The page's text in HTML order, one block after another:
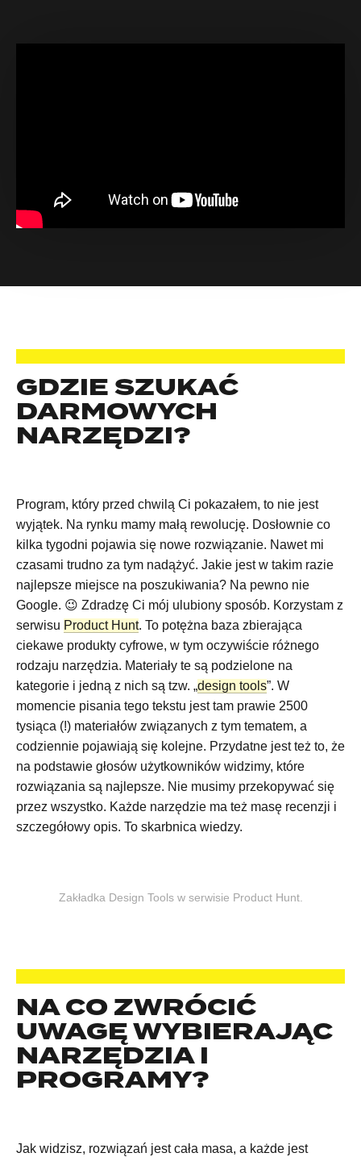
GDZIE SZUKAĆ
DARMOWYCH
NARZĘDZI?
Program, który przed chwilą Ci pokazałem, to nie jest
wyjątek. Na rynku mamy małą rewolucję. Dosłownie co
kilka tygodni pojawia się nowe rozwiązanie. Nawet mi
czasami trudno za tym nadążyć. Jakie jest w takim razie
najlepsze miejsce na poszukiwania? Na pewno nie
Google. 😉 Zdradzę Ci mój ulubiony sposób. Korzystam z
serwisu Product Hunt. To potężna baza zbierająca
ciekawe produkty cyfrowe, w tym oczywiście różnego
rodzaju narzędzia. Materiały te są podzielone na
kategorie i jedną z nich są tzw. „design tools”. W
momencie pisania tego tekstu jest tam prawie 2500
tysiąca (!) materiałów związanych z tym tematem, a
codziennie pojawiają się kolejne. Przydatne jest też to, że
na podstawie głosów użytkowników widzimy, które
rozwiązania są najlepsze. Nie musimy przekopywać się
przez wszystko. Każde narzędzie ma też masę recenzji i
szczegółowy opis. To skarbnica wiedzy.
Zakładka Design Tools w serwisie Product Hunt.
NA CO ZWRÓCIĆ
UWAGĘ WYBIERAJĄC
NARZĘDZIA I
PROGRAMY?
Jak widzisz, rozwiązań jest cała masa, a każde jest